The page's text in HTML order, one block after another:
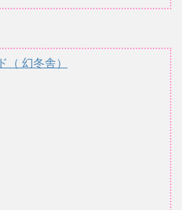
（ 幻冬舎）